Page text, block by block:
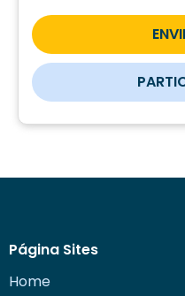
Página Sites
Home